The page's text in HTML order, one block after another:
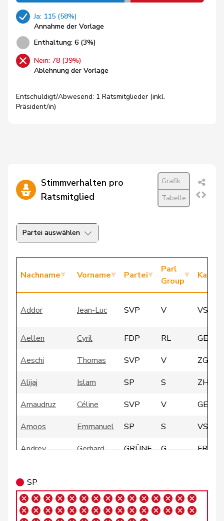
Ja: 115 (58%)
Annahme der Vorlage
Enthaltung: 6 (3%)
Nein: 78 (39%)
Ablehnung der Vorlage
Entschuldigt/Abwesend: 1 Ratsmitglieder (inkl.
Präsident/in)
Stimmverhalten pro
Ratsmitglied
Grafik
Tabelle
Partei auswählen
Nachname Vorname Partei
Parl
Group
Addor Jean-Luc SVP V VS
Aellen Cyril FDP RL
GE
Aeschi
Thomas SVP V
ZG
Alijaj
Islam SP S
ZH
Amaudruz
Céline SVP V
GE
Amoos
Emmanuel SP S
VS
Andrey
Gerhard GRÜNE G
FR
Badertscher
Christine GRÜNE G
BE
Badran
Jacqueline SP S
SP